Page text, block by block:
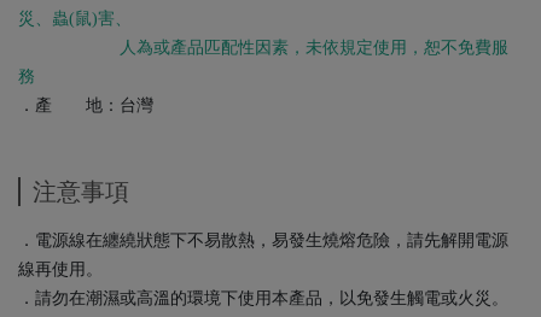
災、蟲(鼠)害、
人為或產品匹配性因素，未依規定使用，恕不免費服
務
．產 地：台灣
注意事項
．電源線在纏繞狀態下不易散熱，易發生燒熔危險，請先解開電源
線再使用。
．請勿在潮濕或高溫的環境下使用本產品，以免發生觸電或火災。